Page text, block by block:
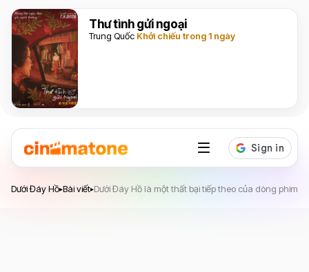
Thư tình gửi ngoại
Trung Quốc Khởi chiếu trong 1 ngày
Dưới Đáy Hồ▸Bài viết▸Dưới Đáy Hồ là một thất bại tiếp theo của dòng phim